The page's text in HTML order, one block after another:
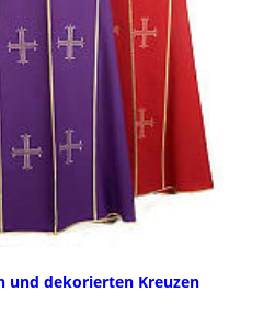
und dekorierten Kreuzen